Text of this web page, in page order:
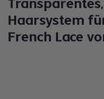
Haarsystem
French Lace